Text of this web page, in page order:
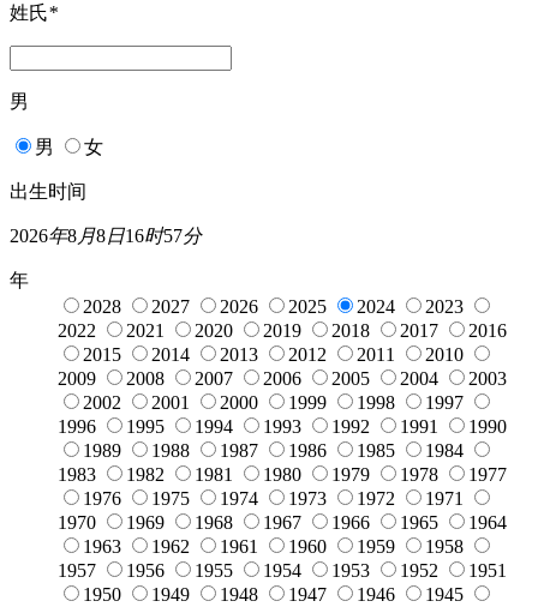
姓氏*
男
男 女
出生时间
2026年8月8日16时57分
年
2028
2027 2026 2025 2024
2023
2022
2021 2020 2019 2018 2017
2016
2015
2014 2013 2012 2011
2010
2009
2008 2007 2006 2005 2004
2003
2002
2001 2000 1999 1998
1997
1996
1995 1994 1993 1992 1991
1990
1989
1988 1987 1986 1985
1984
1983
1982 1981 1980 1979 1978
1977
1976
1975 1974 1973 1972
1971
1970
1969 1968 1967 1966 1965
1964
1963
1962 1961 1960 1959
1958
1957
1956 1955 1954 1953 1952
1951
1950
1949 1948 1947 1946
1945